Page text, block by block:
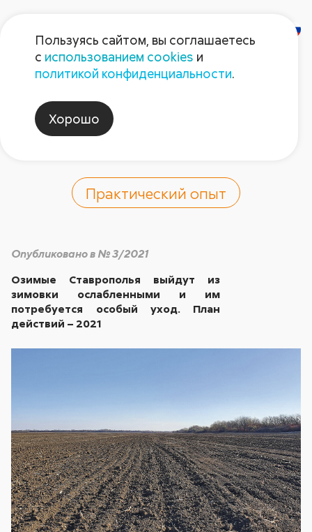
Что сделать для
озимых в начале
вегетации
Практический опыт
Опубликовано в № 3/2021
Озимые Ставрополья выйдут из
зимовки ослабленными и им
потребуется особый уход. План
действий – 2021
Пользуясь сайтом, вы соглашаетесь
с использованием cookies и
политикой конфиденциальности.
Хорошо